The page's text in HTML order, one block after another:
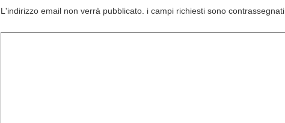
L'indirizzo email non verrà pubblicato. i campi richiesti sono contrassegnati